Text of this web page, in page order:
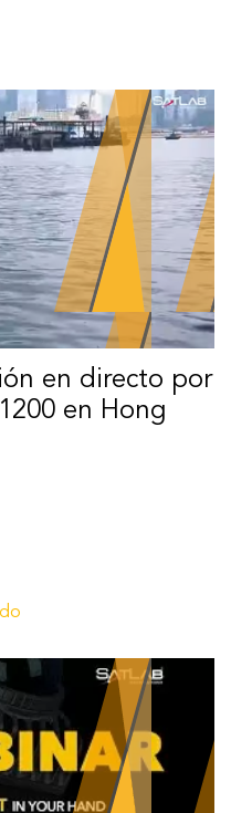
en directo por
en Hong